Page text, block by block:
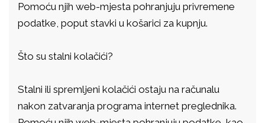
Pomoću njih web-mjesta pohranjuju privremene
podatke, poput stavki u košarici za kupnju.
Što su stalni kolačići?
Stalni ili spremljeni kolačići ostaju na računalu
nakon zatvaranja programa internet preglednika.